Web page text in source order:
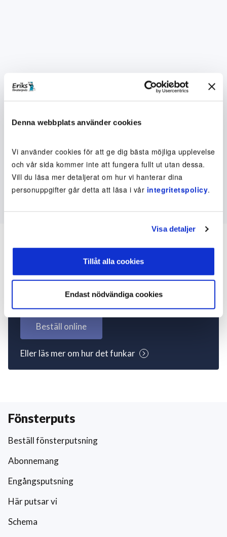
Denna webbplats använder cookies
Vi använder cookies för att ge dig bästa möjliga upplevelse
och vår sida kommer inte att fungera fullt ut utan dessa.
Vill du läsa mer detaljerat om hur vi hanterar dina
personuppgifter går detta att läsa i vår integritetspolicy.
Visa detaljer
Tillåt alla cookies
Endast nödvändiga cookies
Inte kund ännu? Kom
igång nu!
Beställ online
Eller läs mer om hur det funkar
Fönsterputs
Beställ fönsterputsning
Abonnemang
Engångsputsning
Här putsar vi
Schema